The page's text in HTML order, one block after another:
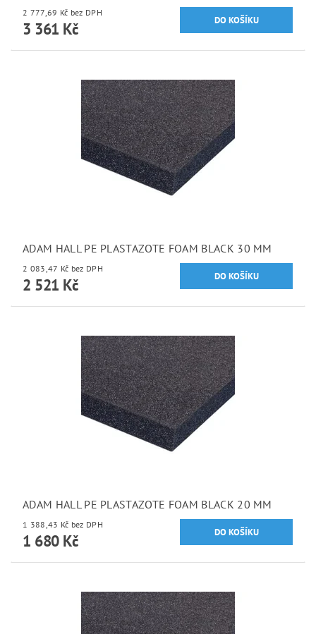
2 777,69 Kč bez DPH
3 361 Kč
ADAM HALL PE PLASTAZOTE FOAM BLACK 30 MM
2 083,47 Kč bez DPH
2 521 Kč
ADAM HALL PE PLASTAZOTE FOAM BLACK 20 MM
1 388,43 Kč bez DPH
1 680 Kč